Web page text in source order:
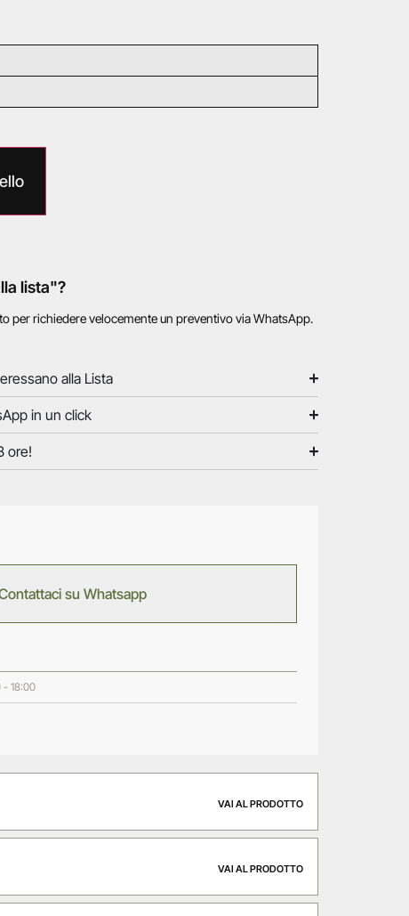
lista"?
per richiedere velocemente un preventivo via WhatsApp.
alla Lista
in un click
ore!
su Whatsapp
- 18:00
VAI AL PRODOTTO
VAI AL PRODOTTO